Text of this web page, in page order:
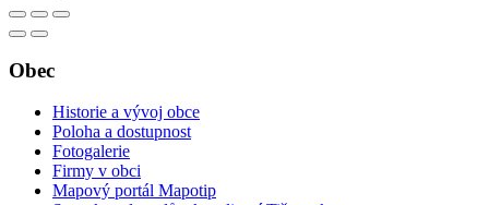
Obec
Historie a vývoj obce
Poloha a dostupnost
Fotogalerie
Firmy v obci
Mapový portál Mapotip